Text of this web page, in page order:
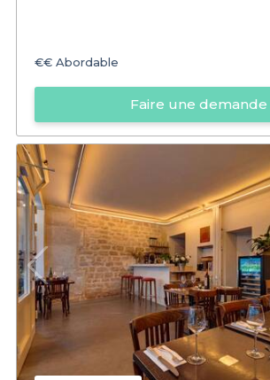
€€ Abordable
Faire une demande